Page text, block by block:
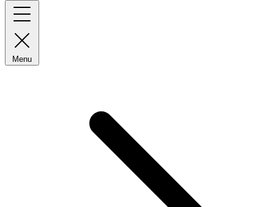
Menu